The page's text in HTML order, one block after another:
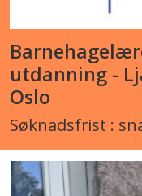
utdanning -
Oslo
Søknadsfrist :